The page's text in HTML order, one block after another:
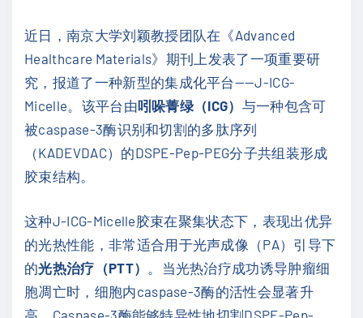
近日，南京大学刘颖教授团队在《Advanced
Healthcare Materials》期刊上发表了一项重要研
究，报道了一种新型的集成化平台——J-ICG-
Micelle。该平台由吲哚菁绿（ICG） 与一种包含可
被caspase-3酶识别和切割的多肽序列
（KADEVDAC）的DSPE-Pep-PEG分子共组装形成
胶束结构。
这种J-ICG-Micelle胶束在聚集状态下，表现出优异
的光热性能，非常适合用于光声成像（PA）引导下
的光热治疗（PTT）
。当光热治疗成功诱导肿瘤细
胞凋亡时，细胞内caspase-3酶的活性会显著升
高。Caspase-3酶能够特异性地切割DSPE-Pep-